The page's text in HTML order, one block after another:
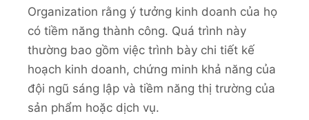
Organization rằng ý tưởng kinh doanh của họ
có tiềm năng thành công. Quá trình này
thường bao gồm việc trình bày chi tiết kế
hoạch kinh doanh, chứng minh khả năng của
đội ngũ sáng lập và tiềm năng thị trường của
sản phẩm hoặc dịch vụ.